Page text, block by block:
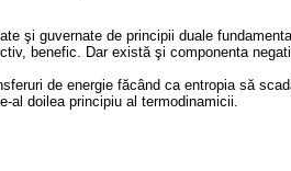
şi guvernate de principii duale
benefic. Dar există şi componenta
de energie făcând ca entropia să
al doilea principiu al termodinamicii.